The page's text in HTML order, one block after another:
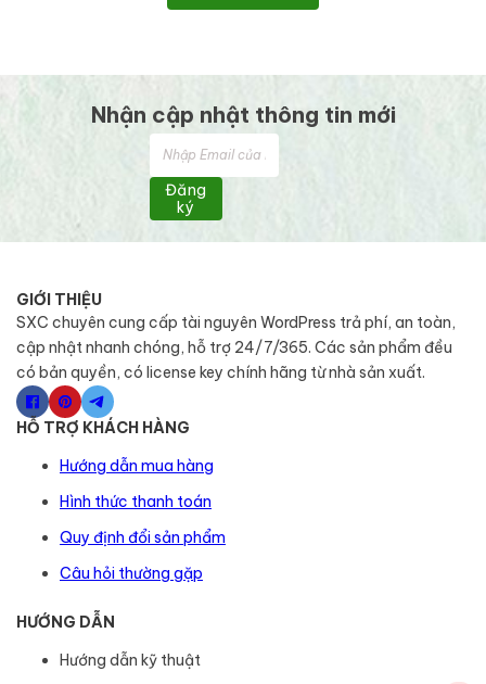
Nhận cập nhật thông tin mới
Đăng
ký
GIỚI THIỆU
SXC chuyên cung cấp tài nguyên WordPress trả phí, an toàn,
cập nhật nhanh chóng, hỗ trợ 24/7/365. Các sản phẩm đều
có bản quyền, có license key chính hãng từ nhà sản xuất.
HỖ TRỢ KHÁCH HÀNG
Hướng dẫn mua hàng
Hình thức thanh toán
Quy định đổi sản phẩm
Câu hỏi thường gặp
HƯỚNG DẪN
Hướng dẫn kỹ thuật